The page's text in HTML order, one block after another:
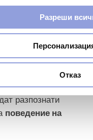
Разреши
Отказ
напитки,
на
И така, с
пият все по-
напитки, за да
се отпуснат
симптомите
разпознати
поведение на